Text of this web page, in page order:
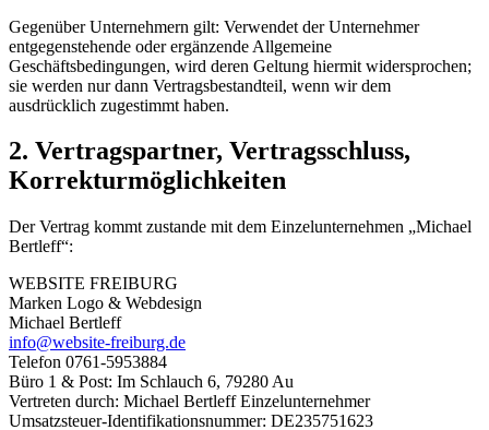
Gegenüber Unternehmern gilt: Verwendet der Unternehmer
entgegenstehende oder ergänzende Allgemeine
Geschäftsbedingungen, wird deren Geltung hiermit widersprochen;
sie werden nur dann Vertragsbestandteil, wenn wir dem
ausdrücklich zugestimmt haben.
2. Vertragspartner, Vertragsschluss,
Korrekturmöglichkeiten
Der Vertrag kommt zustande mit dem Einzelunternehmen „Michael
Bertleff“:
WEBSITE FREIBURG
Marken Logo & Webdesign
Michael Bertleff
info@website-freiburg.de
Telefon 0761-5953884
Büro 1 & Post: Im Schlauch 6, 79280 Au
Vertreten durch: Michael Bertleff Einzelunternehmer
Umsatzsteuer-Identifikationsnummer: DE235751623